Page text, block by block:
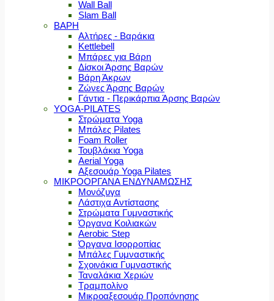
Wall Ball
Slam Ball
ΒΑΡΗ
Αλτήρες - Βαράκια
Kettlebell
Μπάρες για Βάρη
Δίσκοι Άρσης Βαρών
Βάρη Άκρων
Ζώνες Άρσης Βαρών
Γάντια - Περικάρπια Άρσης Βαρών
YOGA-PILATES
Στρώματα Yoga
Μπάλες Pilates
Foam Roller
Τουβλάκια Yoga
Aerial Yoga
Αξεσουάρ Yoga Pilates
ΜΙΚΡΟΟΡΓΑΝΑ ΕΝΔΥΝΑΜΩΣΗΣ
Μονόζυγα
Λάστιχα Αντίστασης
Στρώματα Γυμναστικής
Όργανα Κοιλιακών
Aerobic Step
Όργανα Ισορροπίας
Μπάλες Γυμναστικής
Σχοινάκια Γυμναστικής
Ταναλάκια Χεριών
Τραμπολίνο
Μικροαξεσουάρ Προπόνησης